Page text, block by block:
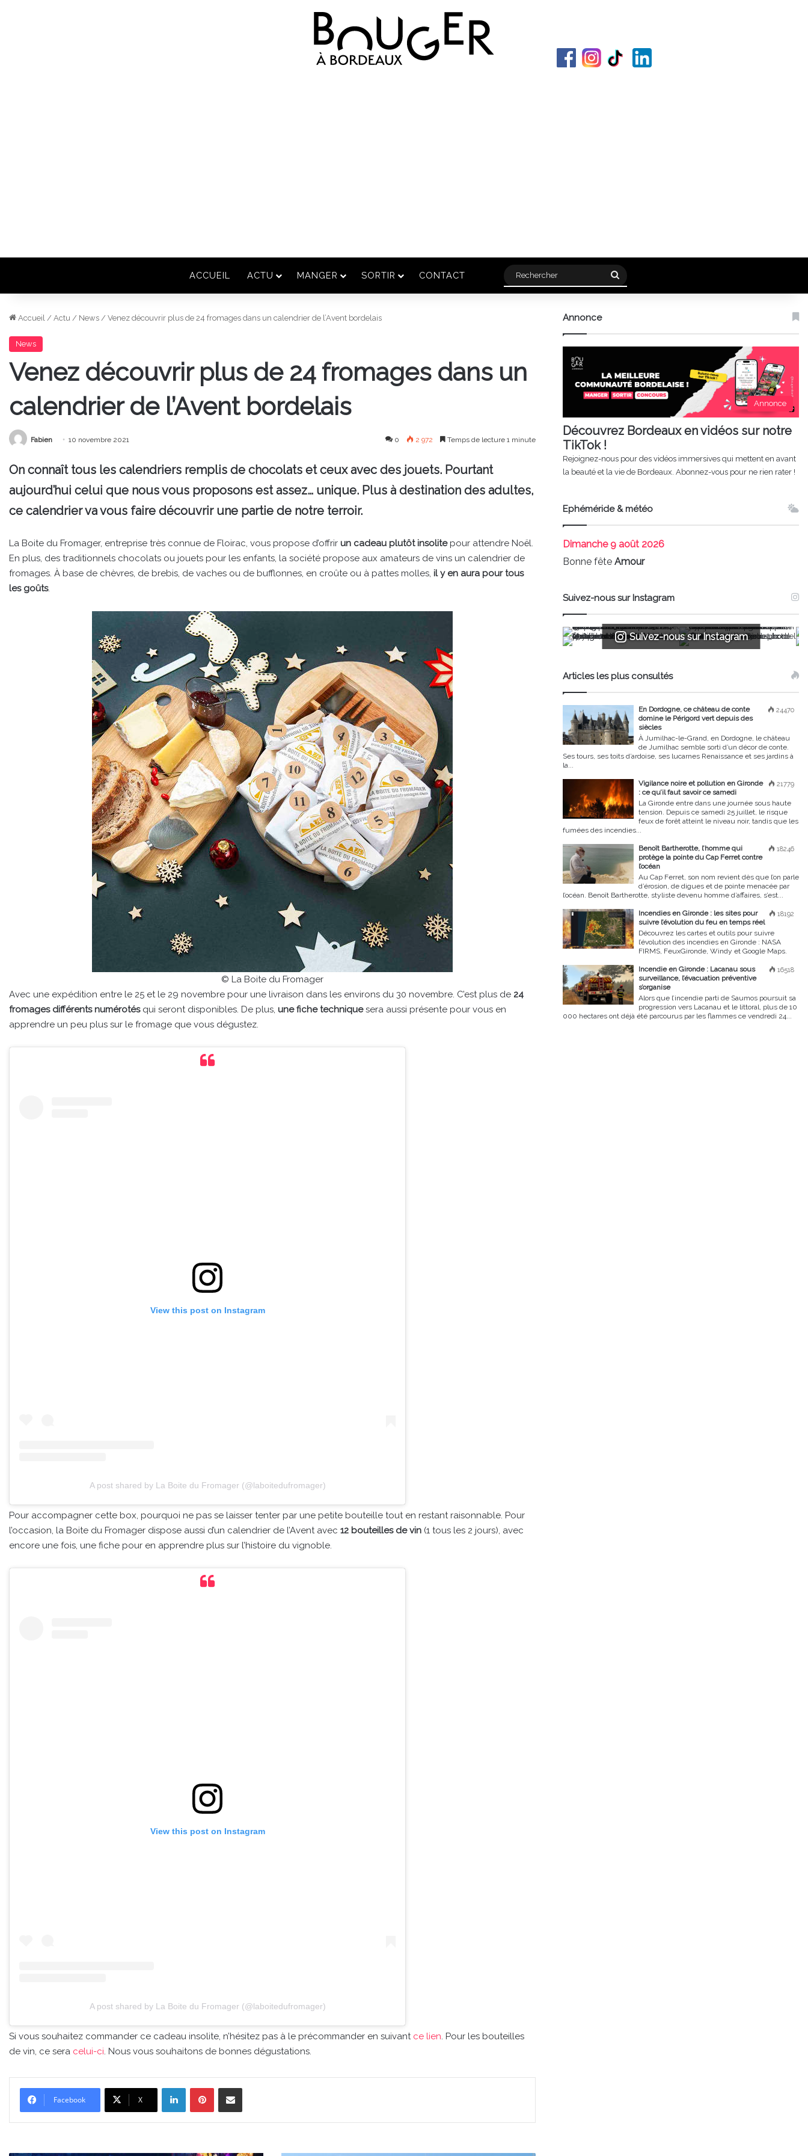
ACCUEIL ACTU MANGER SORTIR CONTACT Rechercher
Accueil / Actu / News / Venez découvrir plus de 24 fromages dans un calendrier de l’Avent bordelais
News
Venez découvrir plus de 24 fromages dans un
calendrier de l’Avent bordelais
Fabien 10 novembre 2021 0 2 972 Temps de lecture 1 minute
On connaît tous les calendriers remplis de chocolats et ceux avec des jouets. Pourtant
aujourd’hui celui que nous vous proposons est assez… unique. Plus à destination des adultes,
ce calendrier va vous faire découvrir une partie de notre terroir.
La Boite du Fromager, entreprise très connue de Floirac, vous propose d’offrir un cadeau plutôt insolitepour attendre Noël.
En plus, des traditionnels chocolats ou jouets pour les enfants, la société propose aux amateurs de vins un calendrier de
fromages. À base de chèvres, de brebis, de vaches ou de bufflonnes, en croûte ou à pattes molles, il y en aura pour tous
les goûts.
© La Boite du Fromager
Avec une expédition entre le 25 et le 29 novembre pour une livraison dans les environs du 30 novembre. C’est plus de 24
fromages différents numérotésqui seront disponibles. De plus, une fiche techniquesera aussi présente pour vous en
apprendre un peu plus sur le fromage que vous dégustez.
View this post on Instagram
A post shared by La Boite du Fromager (@laboitedufromager)
Pour accompagner cette box, pourquoi ne pas se laisser tenter par une petite bouteille tout en restant raisonnable. Pour
l’occasion, la Boite du Fromager dispose aussi d’un calendrier de l’Avent avec 12 bouteilles de vin (1 tous les 2 jours), avec
encore une fois, une fiche pour en apprendre plus sur l’histoire du vignoble.
View this post on Instagram
A post shared by La Boite du Fromager (@laboitedufromager)
Si vous souhaitez commander ce cadeau insolite, n’hésitez pas à le précommander en suivant ce lien. Pour les bouteilles
de vin, ce sera celui-ci. Nous vous souhaitons de bonnes dégustations.
Facebook X
LinkedinPinterestPartager par email
Annonce
Annonce
Découvrez Bordeaux en vidéos sur notre
TikTok !
Rejoignez-nous pour des vidéos immersives qui mettent en avant
la beauté et la vie de Bordeaux. Abonnez-vous pour ne rien rater !
Ephéméride & météo
Dimanche9 août 2026
Bonne fêteAmour
Suivez-nous sur Instagram
Suivez-nous sur Instagram
Articles les plus consultés
24470
En Dordogne, ce château de conte
domine le Périgord vert depuis des
siècles
À Jumilhac-le-Grand, en Dordogne, le château
de Jumilhac semble sorti d’un décor de conte.
Ses tours, ses toits d’ardoise, ses lucarnes Renaissance et ses jardins à
la...
21779
Vigilance noire et pollution en Gironde
: ce qu’il faut savoir ce samedi
La Gironde entre dans une journée sous haute
tension. Depuis ce samedi 25 juillet, le risque
feux de forêt atteint le niveau noir, tandis que les
fumées des incendies...
18246
Benoît Bartherotte, l’homme qui
protège la pointe du Cap Ferret contre
l’océan
Au Cap Ferret, son nom revient dès que l’on parle
d’érosion, de digues et de pointe menacée par
l’océan. Benoît Bartherotte, styliste devenu homme d’affaires, s’est...
18192
Incendies en Gironde : les sites pour
suivre l’évolution du feu en temps réel
Découvrez les cartes et outils pour suivre
l’évolution des incendies en Gironde : NASA
FIRMS, FeuxGironde, Windy et Google Maps.
16518
Incendie en Gironde : Lacanau sous
surveillance, l’évacuation préventive
s’organise
Alors que l’incendie parti de Saumos poursuit sa
progression vers Lacanau et le littoral, plus de 10
000 hectares ont déjà été parcourus par les flammes ce vendredi 24...